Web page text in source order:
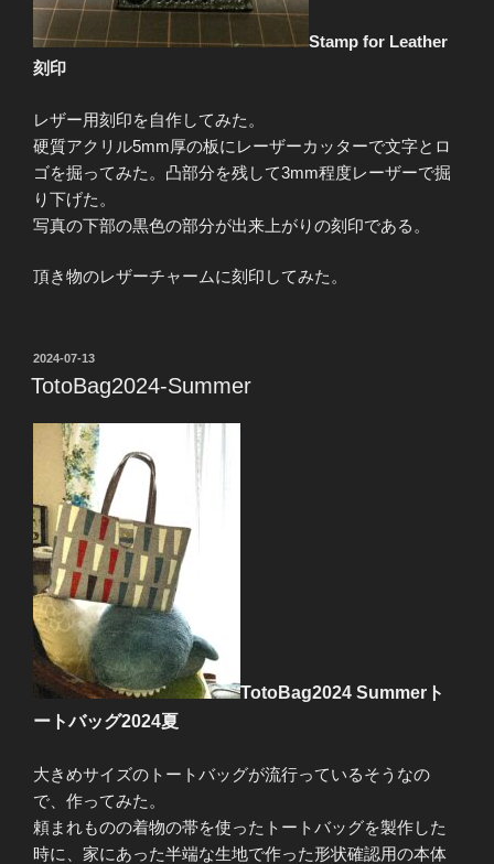
Stamp for Leather
刻印
レザー用刻印を自作してみた。
硬質アクリル5mm厚の板にレーザーカッターで文字とロ
ゴを掘ってみた。凸部分を残して3mm程度レーザーで掘
り下げた。
写真の下部の黒色の部分が出来上がりの刻印である。
頂き物のレザーチャームに刻印してみた。
投
稿
日:
2024-07-13
TotoBag2024-Summer
TotoBag2024 Summerト
ートバッグ2024夏
大きめサイズのトートバッグが流行っているそうなの
で、作ってみた。
頼まれものの着物の帯を使ったトートバッグを製作した
時に、家にあった半端な生地で作った形状確認用の本体